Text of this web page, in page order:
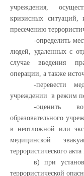
учреждения,
кризисных ситуаций,
пресечению
-определить
людей, удаленных с
случае введения
операции, а также
-перевести
учреждении в режим
-оценить
образовательного
в неотложной или
медицинской
террористического
в) при
террористической